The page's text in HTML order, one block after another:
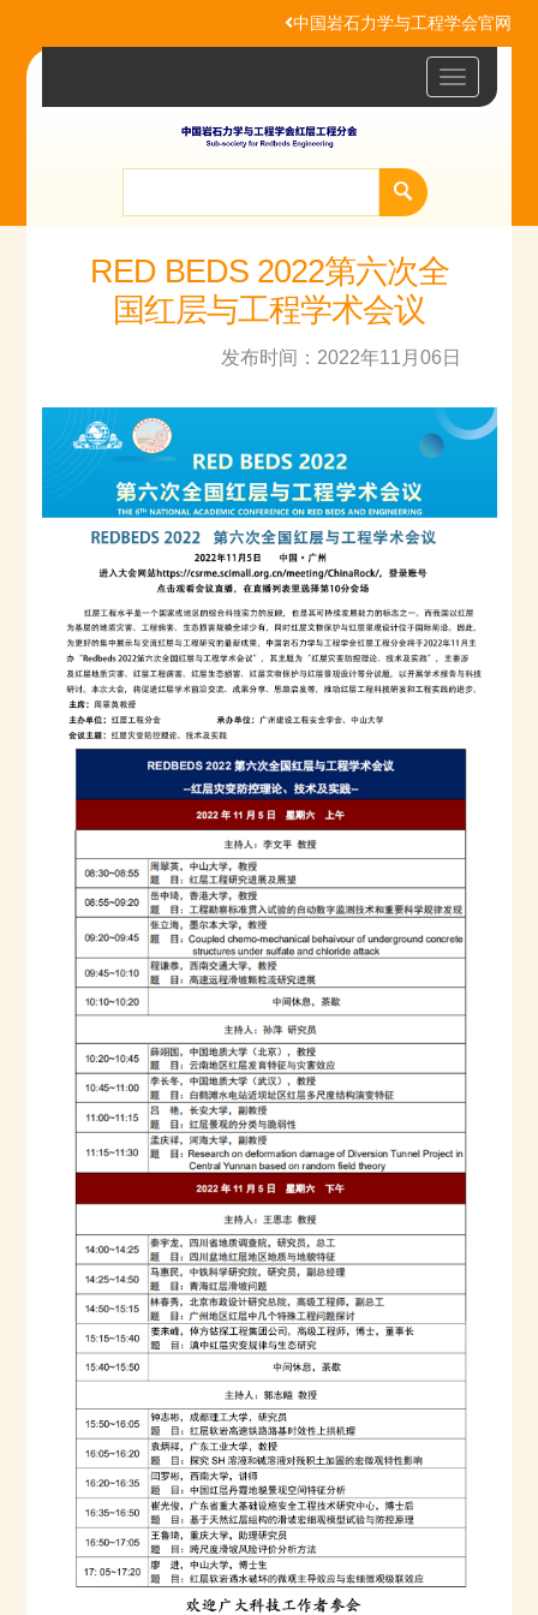
中国岩石力学与工程学会官网
Toggle
RED BEDS 2022第六次全
国红层与工程学术会议
发布时间：2022年11月06日